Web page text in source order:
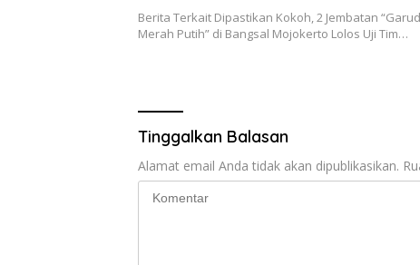
Berita Terkait Dipastikan Kokoh, 2 Jembatan
Merah Putih” di Bangsal Mojokerto Lolos Uji Tim…
Tinggalkan Balasan
Alamat email Anda tidak akan dipublikasikan.